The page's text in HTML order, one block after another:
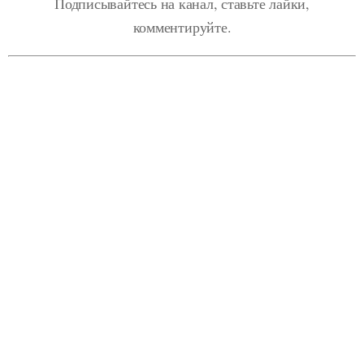
комментируйте.